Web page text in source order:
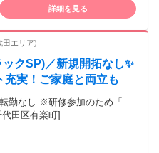
大手企業では味わえない”挑戦
詳細を見る
田エリア)
クSP)／新規開拓なし✨
実！ご家庭と両立も
勤なし ※研修参加のため「新
田区有楽町]